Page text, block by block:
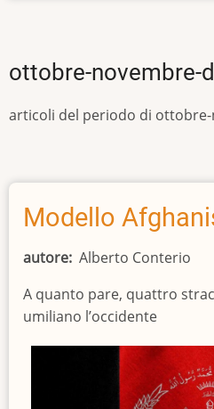
ottobre-novembre-
articoli del periodo di
Modello
autore Alberto Conterio
A quanto pare, quattro
umiliano l’occidente